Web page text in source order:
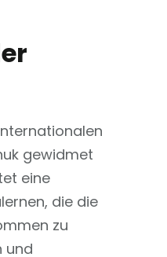
gewidmet
eine
die die
zu
und